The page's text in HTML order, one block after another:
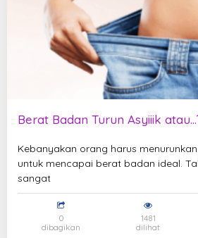
Berat Badan Turun Asyiiik
Kebanyakan orang harus
untuk mencapai berat badan ideal.
sangat
0
dibagikan
1481
dilihat